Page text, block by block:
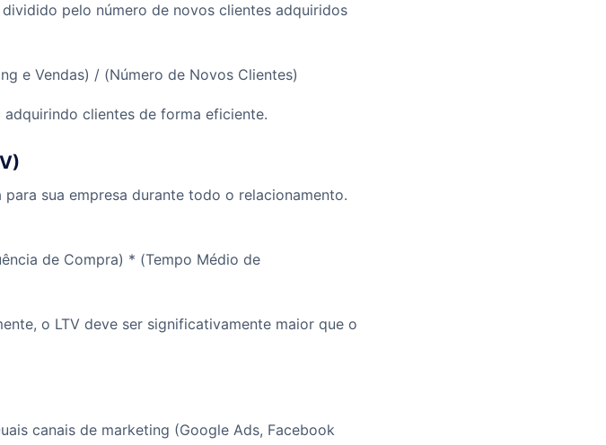
pelo número de novos clientes adquiridos
e Vendas) / (Número de Novos Clientes)
clientes de forma eficiente.
sua empresa durante todo o relacionamento.
de Compra) * (Tempo Médio de
o LTV deve ser significativamente maior que o
canais de marketing (Google Ads, Facebook